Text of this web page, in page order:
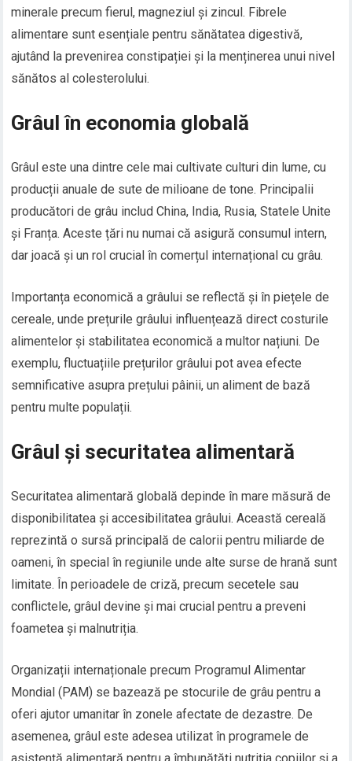
minerale precum fierul, magneziul și zincul. Fibrele
alimentare sunt esențiale pentru sănătatea digestivă,
ajutând la prevenirea constipației și la menținerea unui nivel
sănătos al colesterolului.
Grâul în economia globală
Grâul este una dintre cele mai cultivate culturi din lume, cu
producții anuale de sute de milioane de tone. Principalii
producători de grâu includ China, India, Rusia, Statele Unite
și Franța. Aceste țări nu numai că asigură consumul intern,
dar joacă și un rol crucial în comerțul internațional cu grâu.
Importanța economică a grâului se reflectă și în piețele de
cereale, unde prețurile grâului influențează direct costurile
alimentelor și stabilitatea economică a multor națiuni. De
exemplu, fluctuațiile prețurilor grâului pot avea efecte
semnificative asupra prețului pâinii, un aliment de bază
pentru multe populații.
Grâul și securitatea alimentară
Securitatea alimentară globală depinde în mare măsură de
disponibilitatea și accesibilitatea grâului. Această cereală
reprezintă o sursă principală de calorii pentru miliarde de
oameni, în special în regiunile unde alte surse de hrană sunt
limitate. În perioadele de criză, precum secetele sau
conflictele, grâul devine și mai crucial pentru a preveni
foametea și malnutriția.
Organizații internaționale precum Programul Alimentar
Mondial (PAM) se bazează pe stocurile de grâu pentru a
oferi ajutor umanitar în zonele afectate de dezastre. De
asemenea, grâul este adesea utilizat în programele de